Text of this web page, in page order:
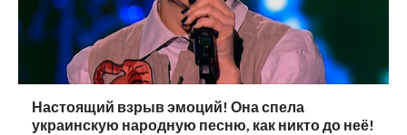
Настоящий взрыв эмоций! Она спела
украинскую народную песню, как никто до неё!